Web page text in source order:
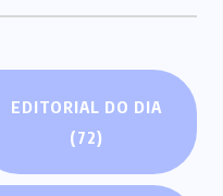
EDITORIAL DO DIA
(72)